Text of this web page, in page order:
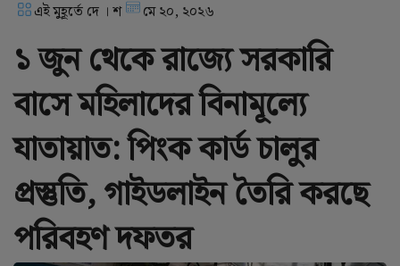
এই মুহূর্তে দে । শ মে ২০, ২০২৬
১ জুন থেকে রাজ্যে সরকারি
বাসে মহিলাদের বিনামূল্যে
যাতায়াত: পিংক কার্ড চালুর
প্রস্তুতি, গাইডলাইন তৈরি করছে
পরিবহণ দফতর